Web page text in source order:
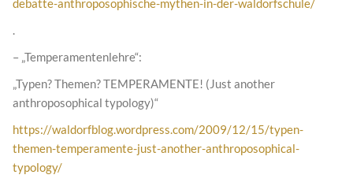
debatte-anthroposophische-mythen-in-der-waldorfschule/
.
– „Temperamentenlehre“:
„Typen? Themen? TEMPERAMENTE! (Just another
anthroposophical typology)“
https://waldorfblog.wordpress.com/2009/12/15/typen-
themen-temperamente-just-another-anthroposophical-
typology/